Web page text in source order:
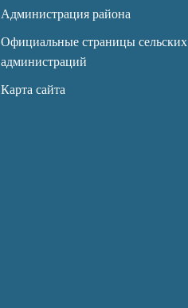
Администрация района
Официальные страницы сельских
администраций
Карта сайта